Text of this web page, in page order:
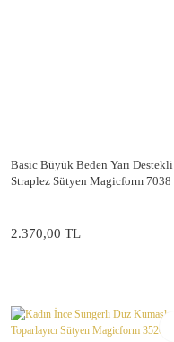
Basic Büyük Beden Yarı Destekli
Straplez Sütyen Magicform 7038
2.370,00 TL